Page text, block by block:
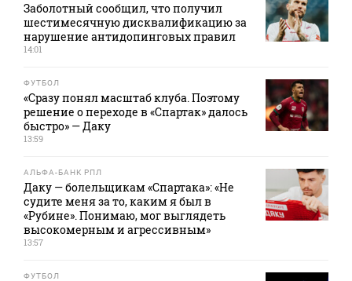
Заболотный сообщил, что получил
шестимесячную дисквалификацию за
нарушение антидопинговых правил
14:01
ФУТБОЛ
«Сразу понял масштаб клуба. Поэтому
решение о переходе в «Спартак» далось
быстро» — Даку
13:59
АЛЬФА-БАНК РПЛ
Даку — болельщикам «Спартака»: «Не
судите меня за то, каким я был в
«Рубине». Понимаю, мог выглядеть
высокомерным и агрессивным»
13:57
ФУТБОЛ